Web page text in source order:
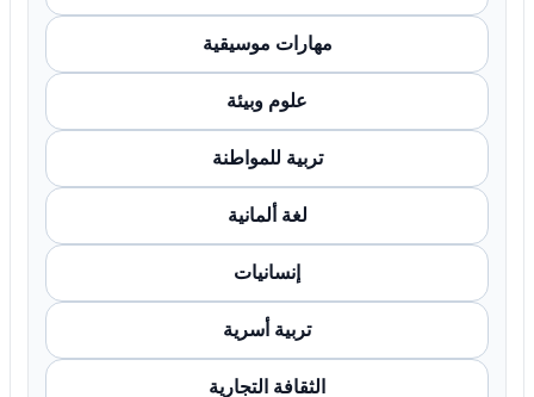
مهارات موسيقية
علوم وبيئة
تربية للمواطنة
لغة ألمانية
إنسانيات
تربية أسرية
الثقافة التجارية